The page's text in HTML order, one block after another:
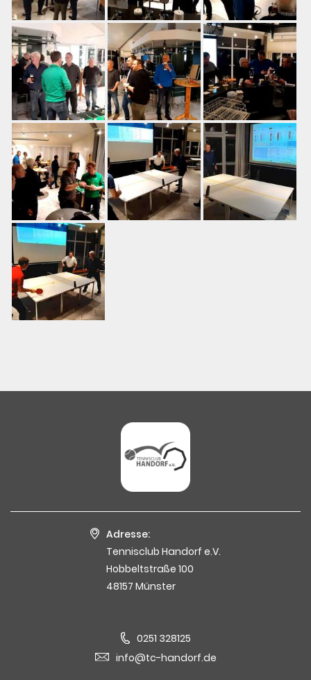
Adresse:
Tennisclub Handorf e.V.
Hobbeltstraße 100
48157 Münster
0251 328125
info@tc-handorf.de